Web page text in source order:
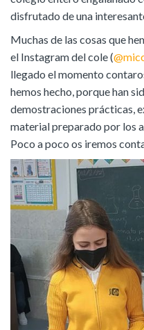
disfrutado de una
Muchas de las cosas que
el Instagram del cole (
llegado el momento
hemos hecho, porque han
demostraciones prácticas,
material preparado por los
Poco a poco os iremos